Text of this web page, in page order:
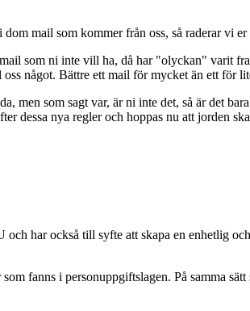
mail som kommer från oss, så raderar vi
som ni inte vill ha, då har "olyckan" varit
något. Bättre ett mail för mycket än ett för
men som sagt var, är ni inte det, så är det
dessa nya regler och hoppas nu att jorden
har också till syfte att skapa en enhetlig
fanns i personuppgiftslagen. På samma